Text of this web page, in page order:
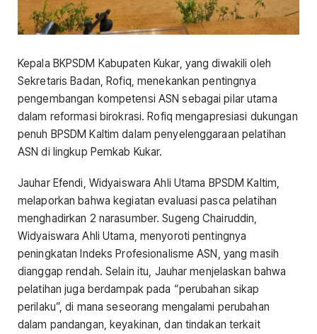
Kepala BKPSDM Kabupaten Kukar, yang diwakili oleh
Sekretaris Badan, Rofiq, menekankan pentingnya
pengembangan kompetensi ASN sebagai pilar utama
dalam reformasi birokrasi. Rofiq mengapresiasi dukungan
penuh BPSDM Kaltim dalam penyelenggaraan pelatihan
ASN di lingkup Pemkab Kukar.
Jauhar Efendi, Widyaiswara Ahli Utama BPSDM Kaltim,
melaporkan bahwa kegiatan evaluasi pasca pelatihan
menghadirkan 2 narasumber. Sugeng Chairuddin,
Widyaiswara Ahli Utama, menyoroti pentingnya
peningkatan Indeks Profesionalisme ASN, yang masih
dianggap rendah. Selain itu, Jauhar menjelaskan bahwa
pelatihan juga berdampak pada “perubahan sikap
perilaku”, di mana seseorang mengalami perubahan
dalam pandangan, keyakinan, dan tindakan terkait